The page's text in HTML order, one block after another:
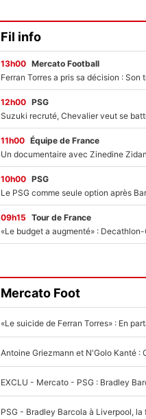
Fil info
13h00 Mercato Football
12h00 PSG
11h00 Équipe de France
10h00 PSG
09h15 Tour de France
Mercato Foot